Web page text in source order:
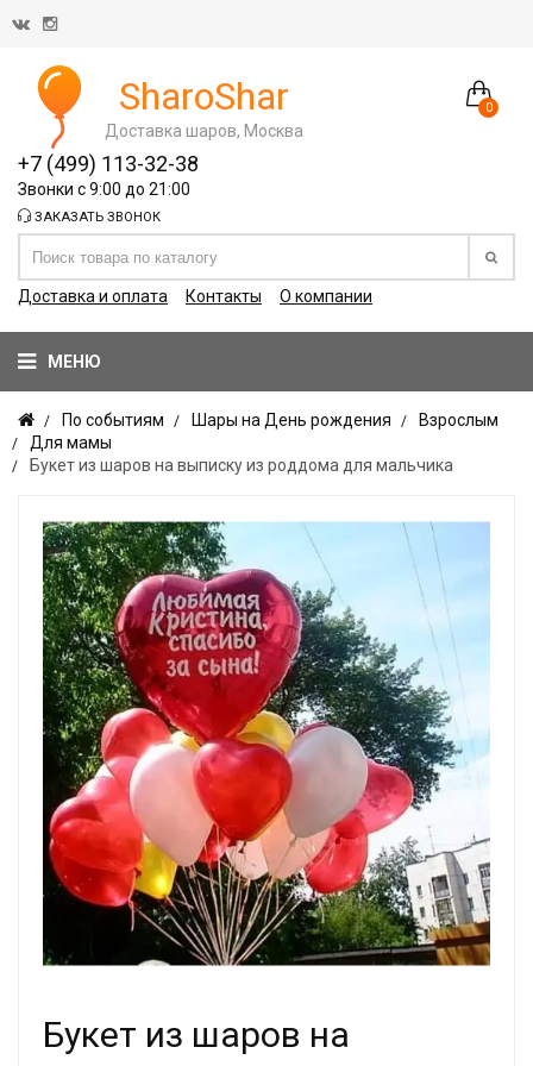
0
SharoShar
Доставка шаров, Москва
+7 (499) 113-32-38
Звонки с 9:00 до 21:00
ЗАКАЗАТЬ ЗВОНОК
Доставка и оплата Контакты О компании
МЕНЮ
По событиям Шары на День рождения
Взрослым
Для мамы
Букет из шаров на выписку из роддома для мальчика
Букет из шаров на